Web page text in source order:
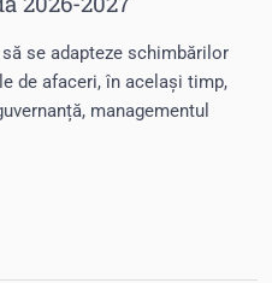
se adapteze schimbărilor
de afaceri, în același timp,
managementul